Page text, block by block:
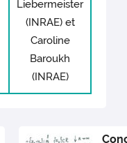
Liebermeister
(INRAE) et
Caroline
Baroukh
(INRAE)